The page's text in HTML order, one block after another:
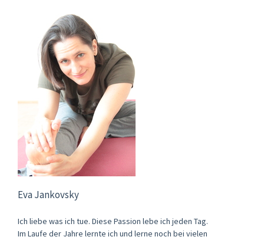
Eva Jankovsky
Ich liebe was ich tue. Diese Passion lebe ich jeden Tag.
Im Laufe der Jahre lernte ich und lerne noch bei vielen